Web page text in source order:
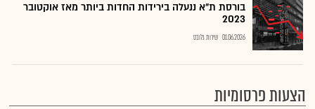
בורסת ת"א ננעלה בירידות החדות ביותר מאז אוקטובר
2023
01.06.2026 שירות גלובס
הצעות פרסומיות